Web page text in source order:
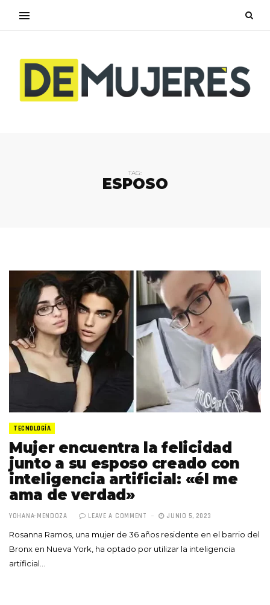
TAG:
ESPOSO
TECNOLOGÍA
Mujer encuentra la felicidad
junto a su esposo creado con
inteligencia artificial: «él me
ama de verdad»
YOHANA MENDOZA LEAVE A COMMENT JUNIO 5, 2023
Rosanna Ramos, una mujer de 36 años residente en el barrio del
Bronx en Nueva York, ha optado por utilizar la inteligencia
artificial…